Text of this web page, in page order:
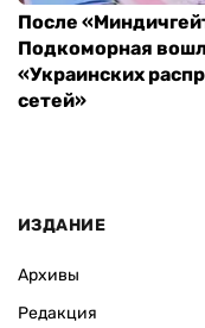
После
Подкоморная
«Украинских
сетей»
ИЗДАНИЕ
Архивы
Редакция